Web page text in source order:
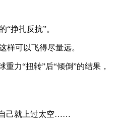
“挣扎反抗”。
样可以飞得尽量远。
力“扭转”后“倾倒”的结果，
自己就上过太空……